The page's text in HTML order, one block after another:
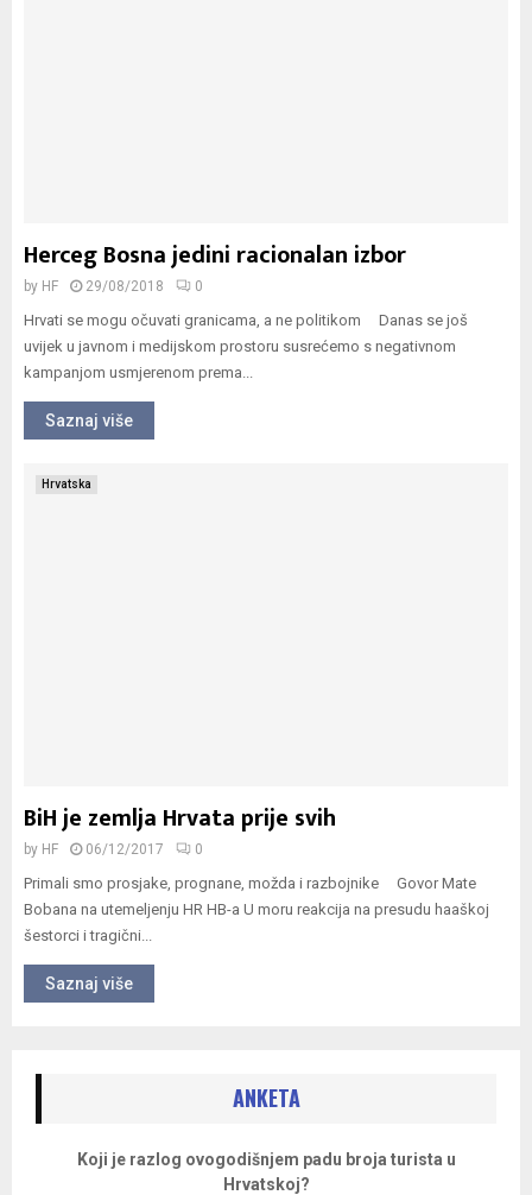
Herceg Bosna jedini racionalan izbor
by HF 29/08/2018 0
Hrvati se mogu očuvati granicama, a ne politikom Danas se još
uvijek u javnom i medijskom prostoru susrećemo s negativnom
kampanjom usmjerenom prema...
Saznaj više
Hrvatska
BiH je zemlja Hrvata prije svih
by HF 06/12/2017 0
Primali smo prosjake, prognane, možda i razbojnike Govor Mate
Bobana na utemeljenju HR HB-a U moru reakcija na presudu haaškoj
šestorci i tragični...
Saznaj više
ANKETA
Koji je razlog ovogodišnjem padu broja turista u
Hrvatskoj?